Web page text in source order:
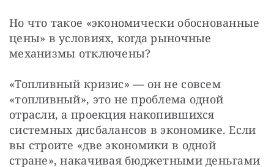
Но что такое «экономически обоснованные
цены» в условиях, когда рыночные
механизмы отключены?
«Топливный кризис» — он не совсем
«топливный», это не проблема одной
отрасли, а проекция накопившихся
системных дисбалансов в экономике. Если
вы строите «две экономики в одной
стране», накачивая бюджетными деньгами